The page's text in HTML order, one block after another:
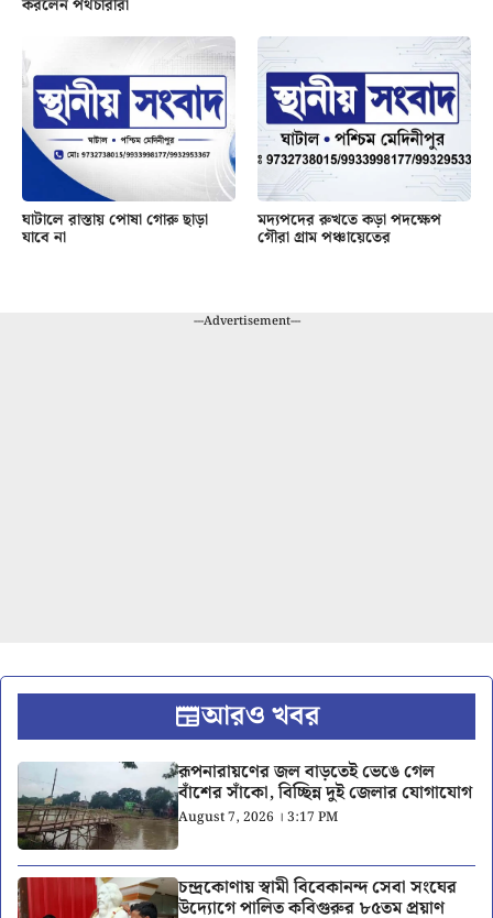
করলেন পথচারীরা
ঘাটালে রাস্তায় পোষা গোরু ছাড়া
যাবে না
মদ্যপদের রুখতে কড়া পদক্ষেপ
গৌরা গ্রাম পঞ্চায়েতের
---Advertisement---
আরও খবর
রূপনারায়ণের জল বাড়তেই ভেঙে গেল
বাঁশের সাঁকো, বিচ্ছিন্ন দুই জেলার যোগাযোগ
August 7, 2026 । 3:17 PM
চন্দ্রকোণায় স্বামী বিবেকানন্দ সেবা সংঘের
উদ্যোগে পালিত কবিগুরুর ৮৫তম প্রয়াণ